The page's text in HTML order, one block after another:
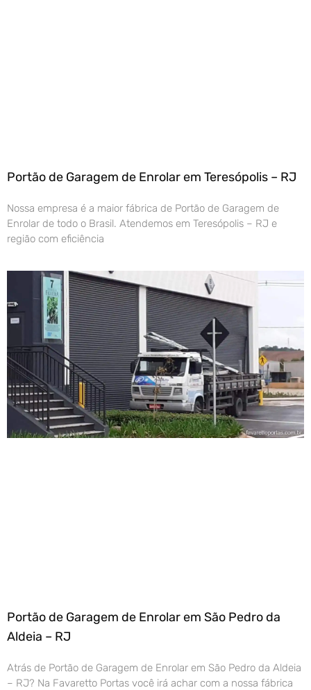
Portão de Garagem de Enrolar em Teresópolis – RJ
Nossa empresa é a maior fábrica de Portão de Garagem de
Enrolar de todo o Brasil. Atendemos em Teresópolis – RJ e
região com eficiência
Portão de Garagem de Enrolar em São Pedro da
Aldeia – RJ
Atrás de Portão de Garagem de Enrolar em São Pedro da Aldeia
– RJ? Na Favaretto Portas você irá achar com a nossa fábrica